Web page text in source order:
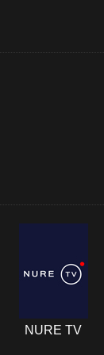
NURE TV